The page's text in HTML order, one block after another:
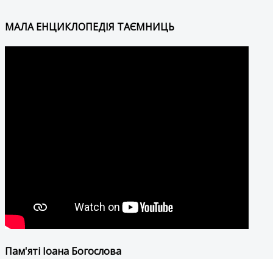
МАЛА ЕНЦИКЛОПЕДІЯ ТАЄМНИЦЬ
Пам'яті Іоана Богослова